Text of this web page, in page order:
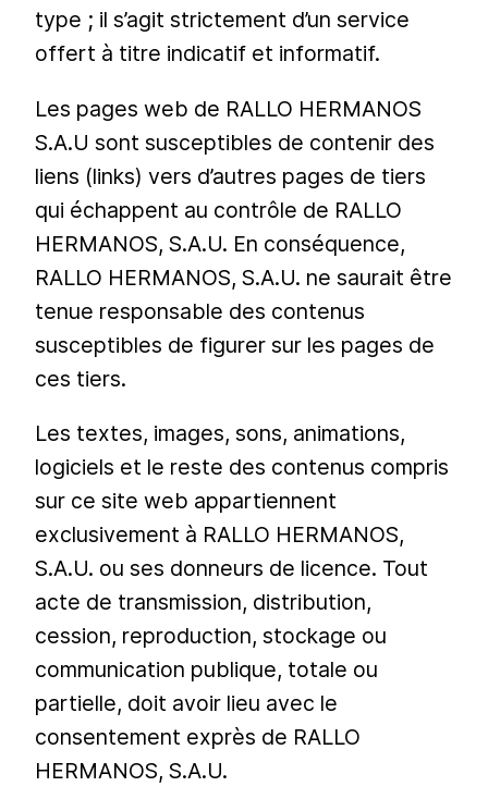
type ; il s’agit strictement d’un service
offert à titre indicatif et informatif.
Les pages web de RALLO HERMANOS
S.A.U sont susceptibles de contenir des
liens (links) vers d’autres pages de tiers
qui échappent au contrôle de RALLO
HERMANOS, S.A.U. En conséquence,
RALLO HERMANOS, S.A.U. ne saurait être
tenue responsable des contenus
susceptibles de figurer sur les pages de
ces tiers.
Les textes, images, sons, animations,
logiciels et le reste des contenus compris
sur ce site web appartiennent
exclusivement à RALLO HERMANOS,
S.A.U. ou ses donneurs de licence. Tout
acte de transmission, distribution,
cession, reproduction, stockage ou
communication publique, totale ou
partielle, doit avoir lieu avec le
consentement exprès de RALLO
HERMANOS, S.A.U.